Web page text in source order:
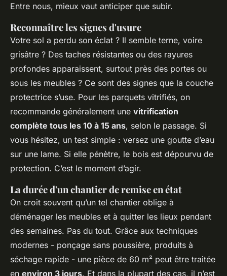
Entre nous, mieux vaut anticiper que subir.
Reconnaître les signes d'usure
Votre sol a perdu son éclat ? Il semble terne, voire
grisâtre ? Des taches résistantes ou des rayures
profondes apparaissent, surtout près des portes ou
sous les meubles ? Ce sont des signes que la couche
protectrice s’use. Pour les parquets vitrifiés, on
recommande généralement une vitrification
complète tous les 10 à 15 ans, selon le passage. Si
vous hésitez, un test simple : versez une goutte d’eau
sur une lame. Si elle pénètre, le bois est dépourvu de
protection. C’est le moment d’agir.
La durée d'un chantier de remise en état
On croit souvent qu’un tel chantier oblige à
déménager les meubles et à quitter les lieux pendant
des semaines. Pas du tout. Grâce aux techniques
modernes - ponçage sans poussière, produits à
séchage rapide - une pièce de 60 m² peut être traitée
en environ 3 jours. Et dans la plupart des cas, il n’est